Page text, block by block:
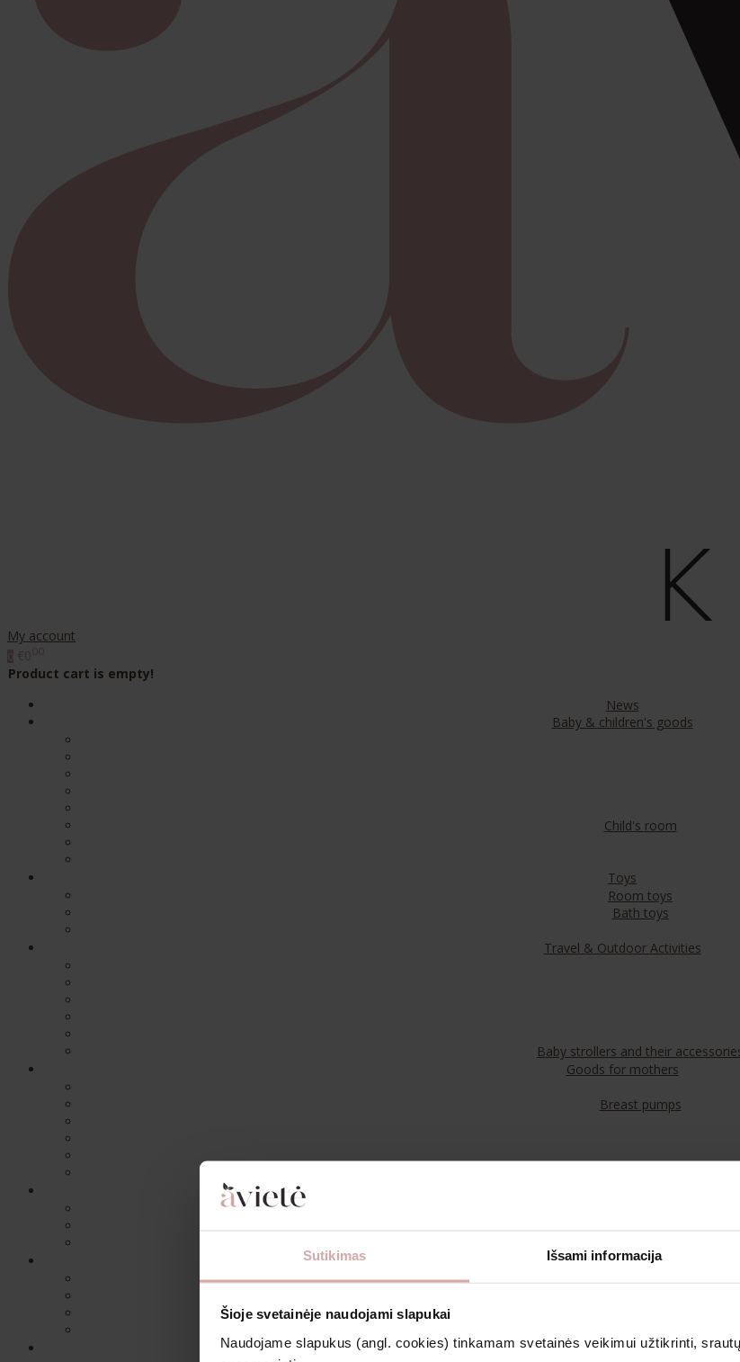
Sutikimas Išsami informacija
Šioje svetainėje naudojami slapukai
Naudojame slapukus (angl. cookies) tinkamam svetainės veikimui užtikrinti,
My account
Product cart is empty!
News
Baby & children's goods
Child's room
Toys
Room toys
Bath toys
Travel & Outdoor Activities
Baby strollers and their
Goods for mothers
Breast pumps
Cosmetics & Aromatherapy
Clothing